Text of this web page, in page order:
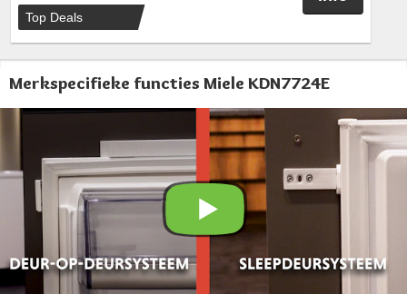
Top Deals
Merkspecifieke functies Miele KDN7724E